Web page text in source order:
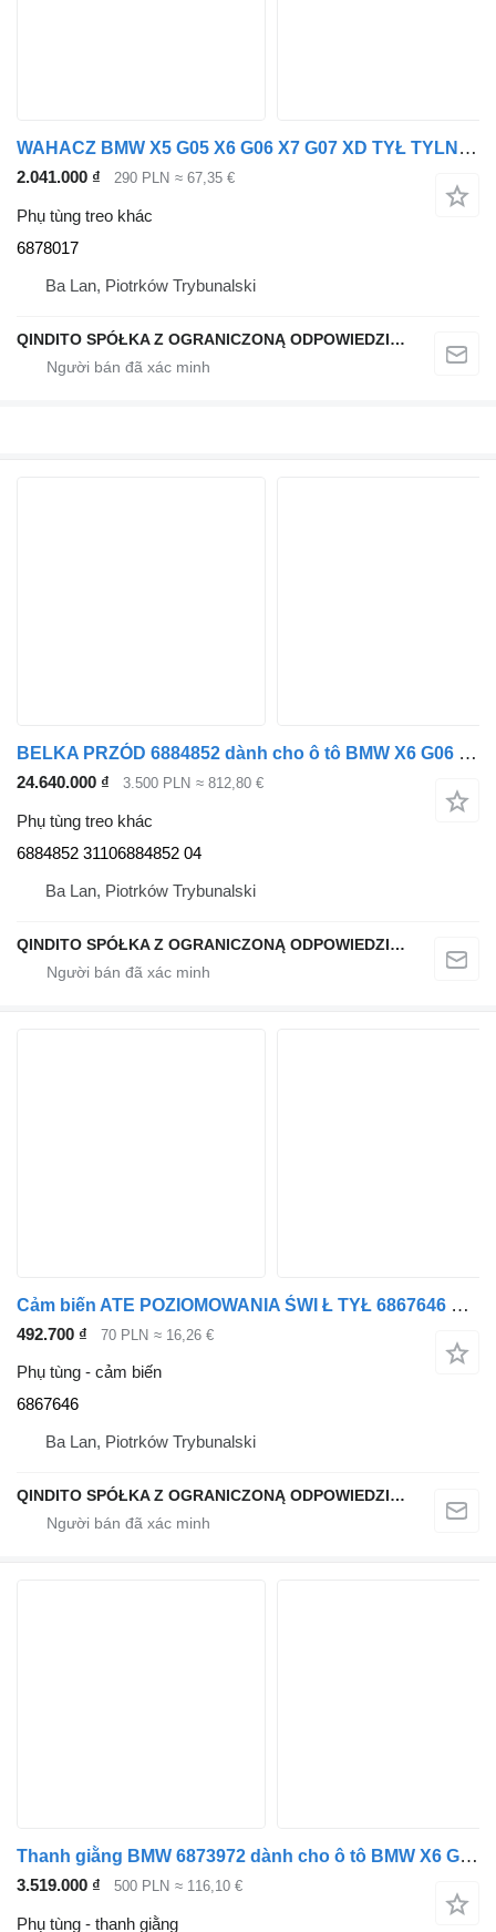
WAHACZ BMW X5 G05 X6 G06 X7 G07 XD TYŁ TYLNI LEWY 6878017 dành cho ô tô BMW X6 G06 X6 XG05
2.041.000 ₫ 290 PLN ≈ 67,35 €
Phụ tùng treo khác
6878017
Ba Lan, Piotrków Trybunalski
QINDITO SPÓŁKA Z OGRANICZONĄ ODPOWIEDZIALNOŚCIĄ
BELKA PRZÓD 6884852 dành cho ô tô BMW X6 G06 X5 G05
24.640.000 ₫ 3.500 PLN ≈ 812,80 €
Phụ tùng treo khác
6884852 31106884852 04
Ba Lan, Piotrków Trybunalski
QINDITO SPÓŁKA Z OGRANICZONĄ ODPOWIEDZIALNOŚCIĄ
Cảm biến ATE POZIOMOWANIA ŚWI Ł TYŁ 6867646 dành cho ô tô BMW X6 G06 X5 G05
492.700 ₫ 70 PLN ≈ 16,26 €
Phụ tùng - cảm biến
6867646
Ba Lan, Piotrków Trybunalski
QINDITO SPÓŁKA Z OGRANICZONĄ ODPOWIEDZIALNOŚCIĄ
Thanh giằng BMW 6873972 dành cho ô tô BMW X6 G06 X5 G05
3.519.000 ₫ 500 PLN ≈ 116,10 €
Phụ tùng - thanh giằng